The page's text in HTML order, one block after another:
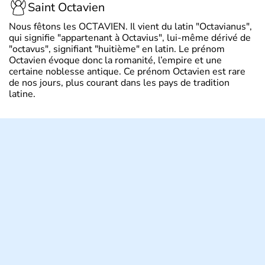
Saint Octavien
Nous fêtons les OCTAVIEN. Il vient du latin "Octavianus",
qui signifie "appartenant à Octavius", lui-même dérivé de
"octavus", signifiant "huitième" en latin. Le prénom
Octavien évoque donc la romanité, l’empire et une
certaine noblesse antique. Ce prénom Octavien est rare
de nos jours, plus courant dans les pays de tradition
latine.